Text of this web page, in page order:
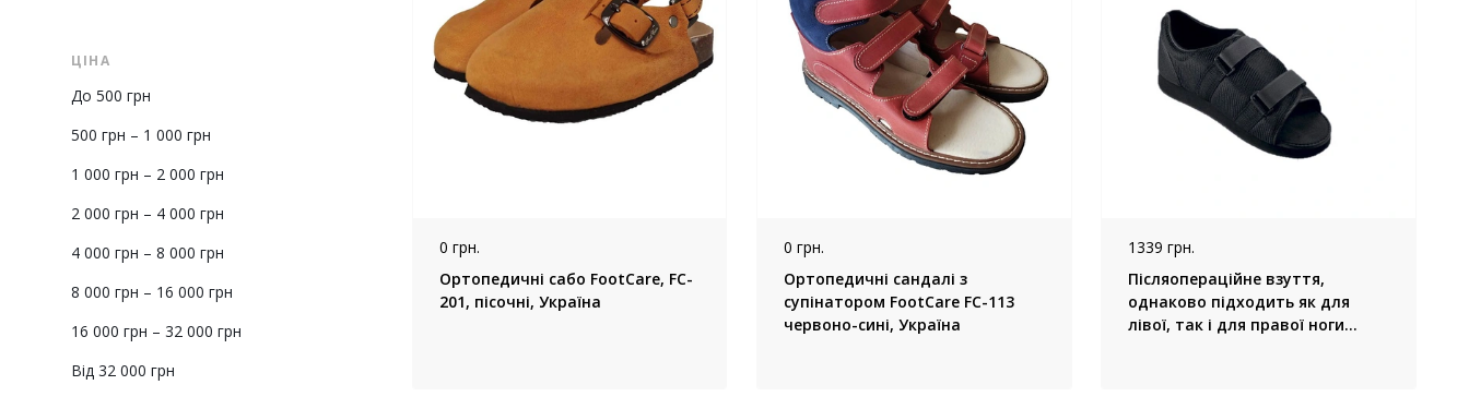
ЦІНА
До 500 грн
500 грн – 1 000 грн
1 000 грн – 2 000 грн
2 000 грн – 4 000 грн
4 000 грн – 8 000 грн
8 000 грн – 16 000 грн
16 000 грн – 32 000 грн
Від 32 000 грн
0 грн.
Ортопедичні сабо FootCare, FC-
201, пісочні, Україна
0 грн.
Ортопедичні сандалі з
супінатором FootCare FC-113
червоно-сині, Україна
1339 грн.
Післяопераційне взуття,
однаково підходить як для
лівої, так і для правої ноги